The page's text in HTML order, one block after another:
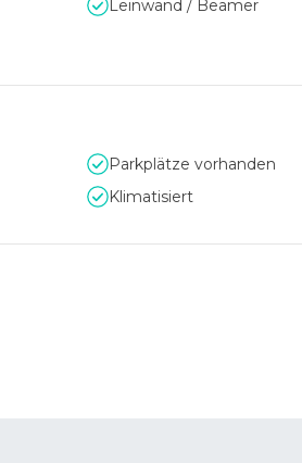
Verfügung. Valetparking bieten
Leinwand / Beamer
Parkplätze vorhanden
Klimatisiert